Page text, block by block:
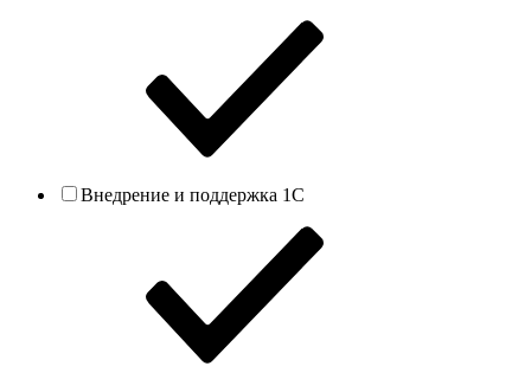
Внедрение и поддержка 1С